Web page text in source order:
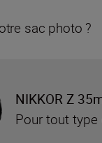
sac photo ?
NIKKOR Z
Pour tout